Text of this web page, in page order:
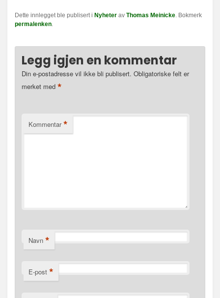
Dette innlegget ble publisert i Nyheter av Thomas Meinicke. Bokmerk
permalenken.
Legg igjen en kommentar
Din e-postadresse vil ikke bli publisert. Obligatoriske felt er
merket med *
Kommentar *
Navn *
E-post *